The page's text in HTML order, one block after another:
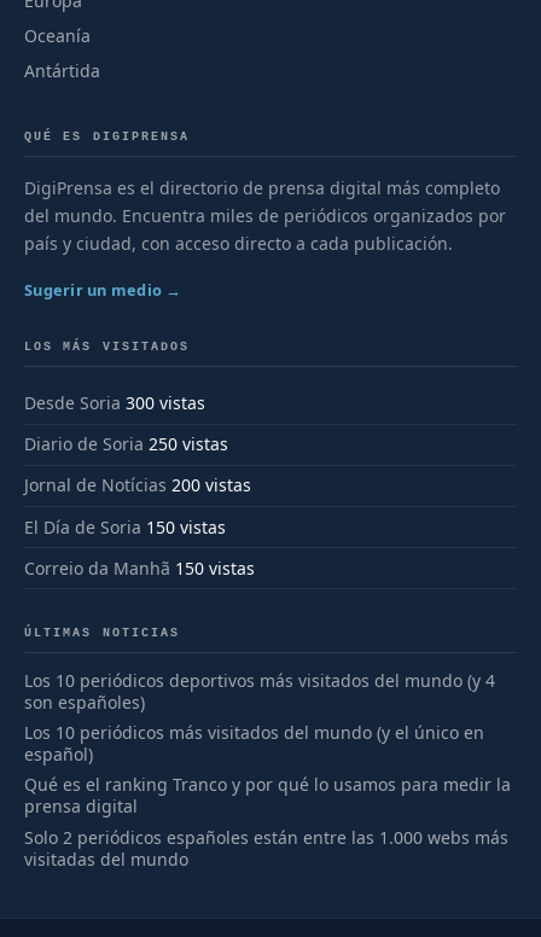
Oceanía
Antártida
QUÉ ES DIGIPRENSA
DigiPrensa es el directorio de prensa digital más completo
del mundo. Encuentra miles de periódicos organizados por
país y ciudad, con acceso directo a cada publicación.
Sugerir un medio →
LOS MÁS VISITADOS
Desde Soria 300 vistas
Diario de Soria 250 vistas
Jornal de Notícias 200 vistas
El Día de Soria 150 vistas
Correio da Manhã 150 vistas
ÚLTIMAS NOTICIAS
Los 10 periódicos deportivos más visitados del mundo (y 4
son españoles)
Los 10 periódicos más visitados del mundo (y el único en
español)
Qué es el ranking Tranco y por qué lo usamos para medir la
prensa digital
Solo 2 periódicos españoles están entre las 1.000 webs más
visitadas del mundo